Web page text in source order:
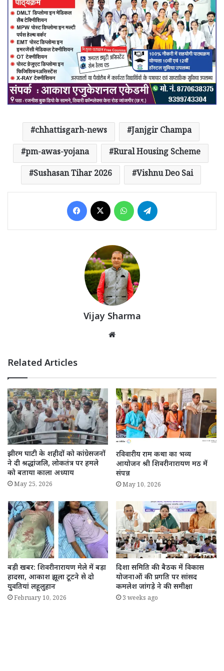
chhattisgarh-news
Janjgir Champa
pm-awas-yojana
Rural Housing Scheme
Sushasan Tihar 2026
Vishnu Deo Sai
Facebook WhatsApp
Vijay Sharma
Related Articles
झीरम घाटी के शहीदों को कांग्रेसजनों
ने दी श्रद्धांजलि, लोकतंत्र पर हमले
को बताया काला अध्याय
May 25, 2026
रविवारीय राम कथा का भव्य
आयोजन श्री शिवरीनारायण मठ में
संपन्न
May 10, 2026
बड़ी खबर: शिवरीनारायण मेले में बड़ा
हादसा, आकाश झूला टूटने से दो
युवतियां लहूलुहान
February 10, 2026
दिशा समिति की बैठक में विकास
योजनाओं की प्रगति पर सांसद
कमलेश जांगड़े ने की समीक्षा
3 weeks ago